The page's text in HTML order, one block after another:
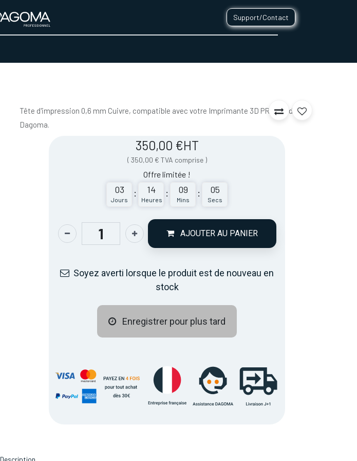
Support/Contact
Tête d'impression 0,6 mm Cuivre, compatible avec votre Imprimante 3D PRO430 de
Dagoma.
350,00 €HT
( 350,00 € TVA comprise )
Offre limitée !
03
Jours
: 14
Heures
: 09
Mins
: 05
Secs
AJOUTER AU PANIER
Soyez averti lorsque le produit est de nouveau en
stock
Enregistrer pour plus tard